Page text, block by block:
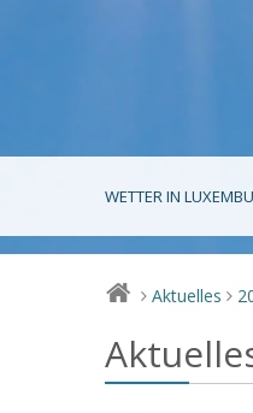
WETTER IN
> Aktuelles >